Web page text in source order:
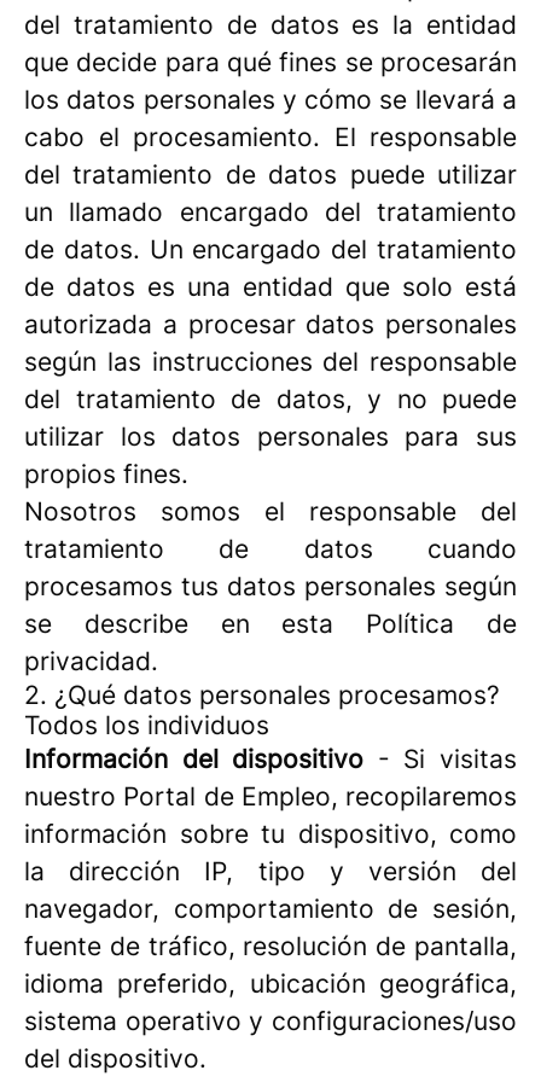
del tratamiento de datos es la entidad
que decide para qué fines se procesarán
los datos personales y cómo se llevará a
cabo el procesamiento. El responsable
del tratamiento de datos puede utilizar
un llamado encargado del tratamiento
de datos. Un encargado del tratamiento
de datos es una entidad que solo está
autorizada a procesar datos personales
según las instrucciones del responsable
del tratamiento de datos, y no puede
utilizar los datos personales para sus
propios fines.
Nosotros somos el responsable del
tratamiento de datos cuando
procesamos tus datos personales según
se describe en esta Política de
privacidad.
2. ¿Qué datos personales procesamos?
Todos los individuos
Información del dispositivo - Si visitas
nuestro Portal de Empleo, recopilaremos
información sobre tu dispositivo, como
la dirección IP, tipo y versión del
navegador, comportamiento de sesión,
fuente de tráfico, resolución de pantalla,
idioma preferido, ubicación geográfica,
sistema operativo y configuraciones/uso
del dispositivo.